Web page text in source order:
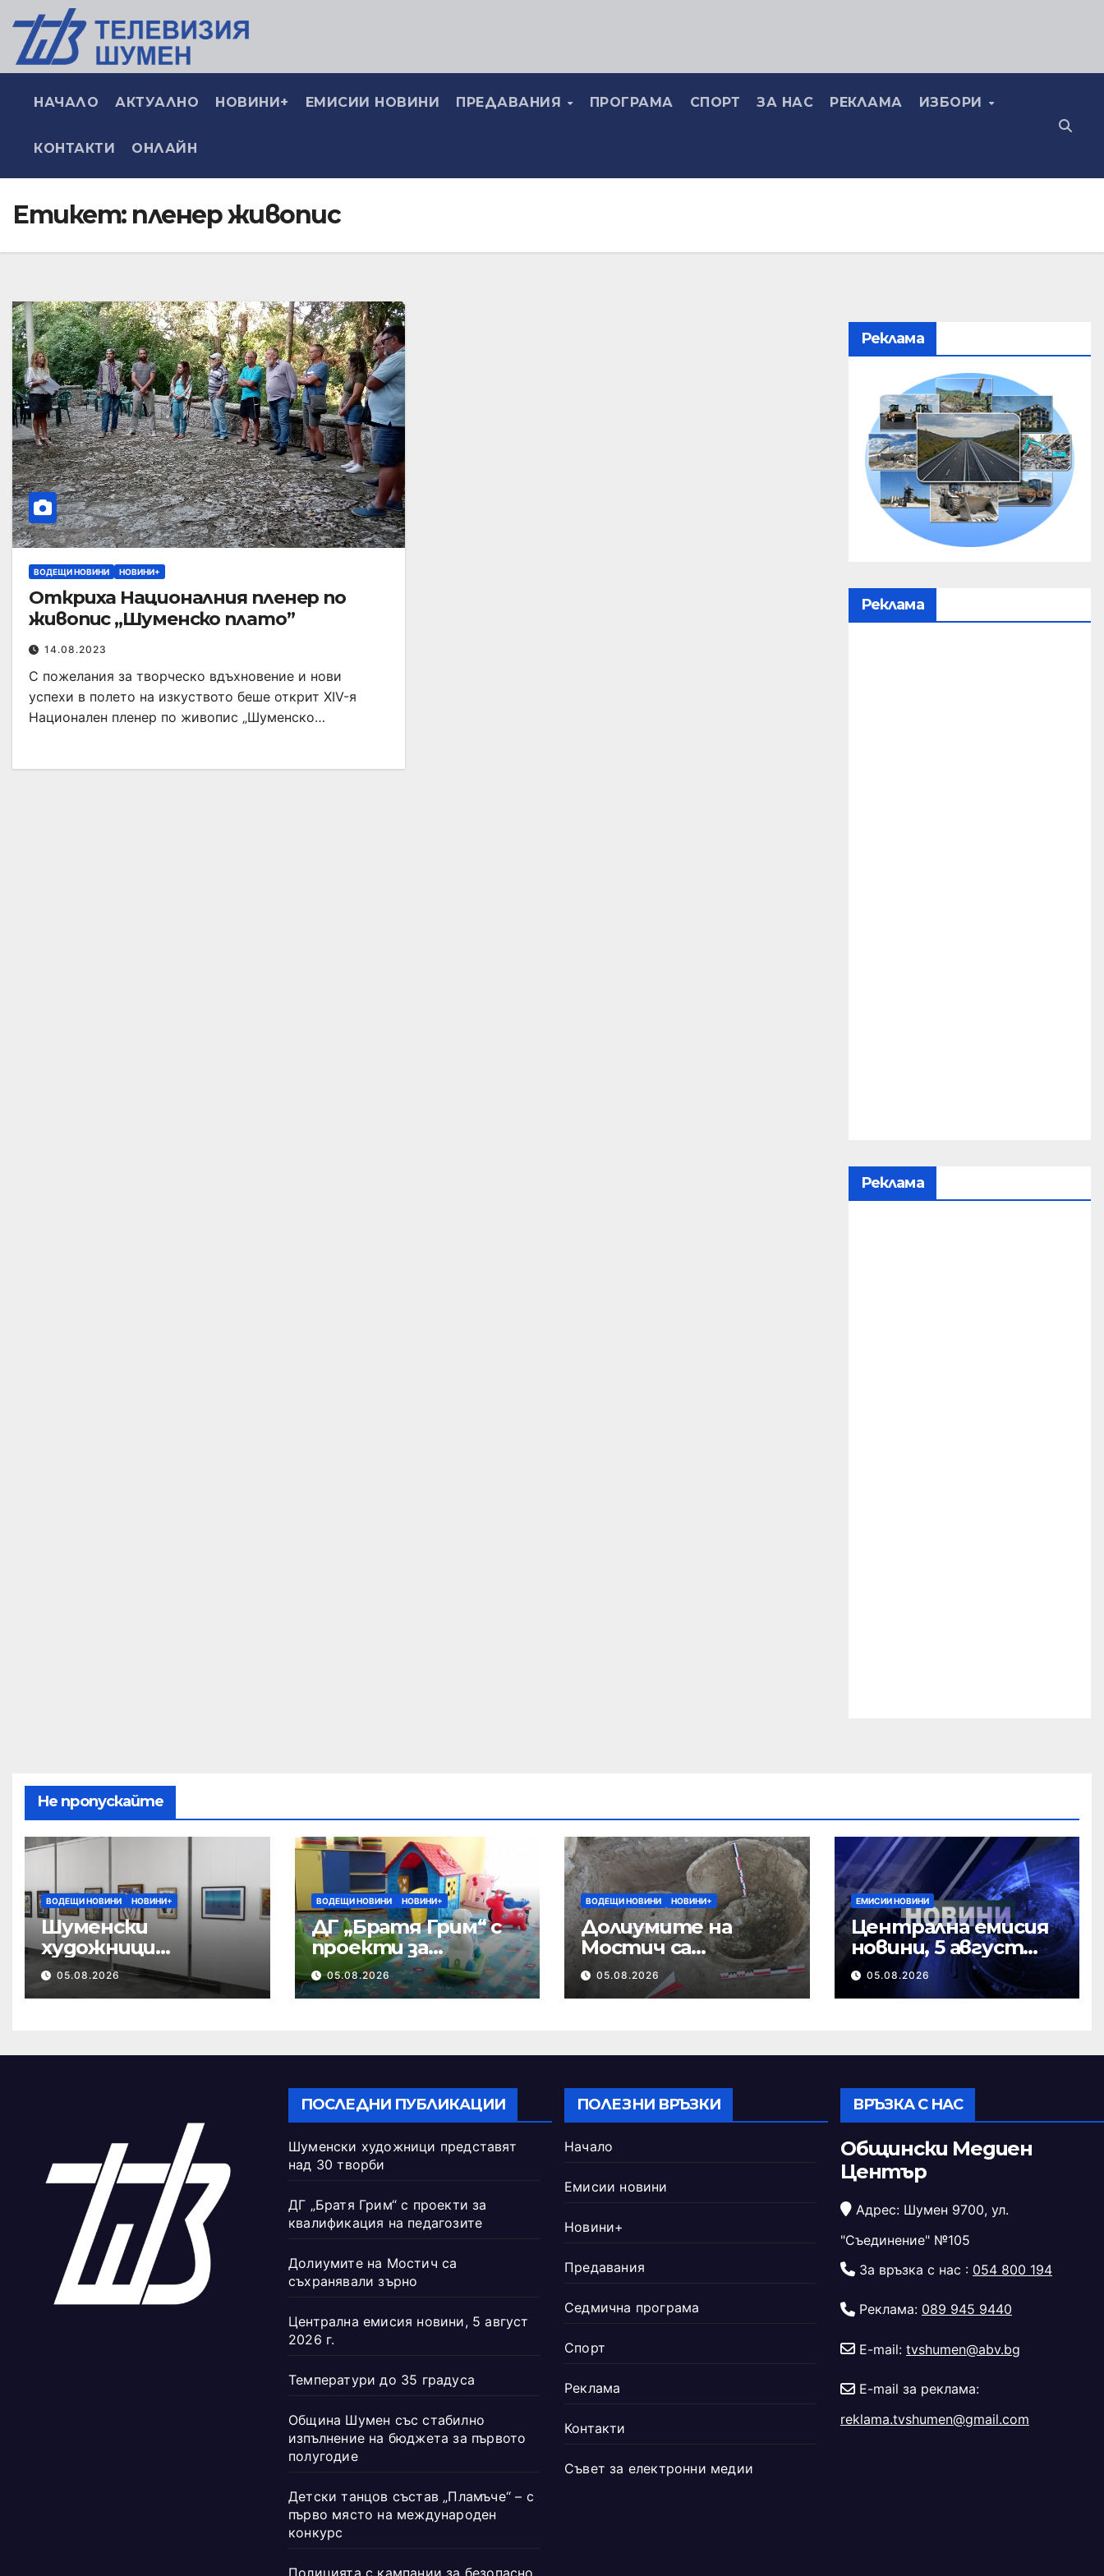
НАЧАЛО АКТУАЛНО НОВИНИ+ ЕМИСИИ НОВИНИ ПРЕДАВАНИЯ ПРОГРАМА СПОРТ ЗА НАС РЕКЛАМА ИЗБОРИ
КОНТАКТИ ОНЛАЙН
Етикет: пленер живопис
ВОДЕЩИ НОВИНИ НОВИНИ+
Откриха Националния пленер по
живопис „Шуменско плато”
14.08.2023
С пожелания за творческо вдъхновение и нови
успехи в полето на изкуството беше открит XIV-я
Национален пленер по живопис „Шуменско…
Реклама
Реклама
Реклама
Не пропускайте
ВОДЕЩИ НОВИНИ НОВИНИ+
Шуменски
художници
представят над 30
творби
05.08.2026
ВОДЕЩИ НОВИНИ НОВИНИ+
ДГ „Братя Грим“ с
проекти за
квалификация на
педагозите
05.08.2026
ВОДЕЩИ НОВИНИ НОВИНИ+
Долиумите на
Мостич са
съхранявали зърно
05.08.2026
ЕМИСИИ НОВИНИ
Централна емисия
новини, 5 август
2026 г.
05.08.2026
ПОСЛЕДНИ ПУБЛИКАЦИИ
Шуменски художници представят
над 30 творби
ДГ „Братя Грим“ с проекти за
квалификация на педагозите
Долиумите на Мостич са
съхранявали зърно
Централна емисия новини, 5 август
2026 г.
Температури до 35 градуса
Община Шумен със стабилно
изпълнение на бюджета за първото
полугодие
Детски танцов състав „Пламъче“ – с
първо място на международен
конкурс
ПОЛЕЗНИ ВРЪЗКИ
Начало
Емисии новини
Новини+
Предавания
Седмична програма
Спорт
Реклама
Контакти
Съвет за електронни медии
ВРЪЗКА С НАС
Общински Медиен
Център
Адрес: Шумен 9700, ул.
"Съединение" №105
За връзка с нас : 054 800 194
Реклама: 089 945 9440
E-mail: tvshumen@abv.bg
E-mail за реклама:
reklama.tvshumen@gmail.com